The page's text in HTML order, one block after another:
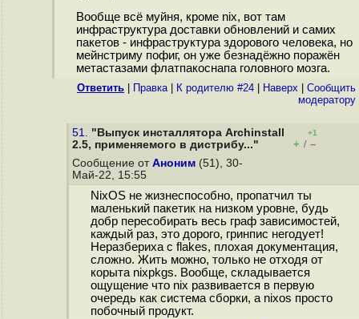
Вообще всё муйня, кроме nix, вот там
инфраструктура доставки обновлений и самих
пакетов - инфраструктура здорового человека, но
мейнстриму пофиг, он уже безнадёжно поражён
метастазами флатпакоснапа головного мозга.
Ответить Правка| К родителю #24 Наверх
Cообщить
модератору
51. "Выпуск инсталлятора Archinstall
2.5, применяемого в дистрибу..."
+1
+ / –
Сообщение от Аноним (51), 30-
Май-22, 15:55
NixOS не жизнеспособно, пропатчил ты
маленький пакетик на низком уровне, будь
добр пересобирать весь граф зависимостей,
каждый раз, это дорого, гринпис негодует!
Неразбериха с flakes, плохая документация,
сложно. Жить можно, только не отходя от
корыта nixpkgs. Вообще, складывается
ощущение что nix развивается в первую
очередь как система сборки, а nixos просто
побочный продукт.